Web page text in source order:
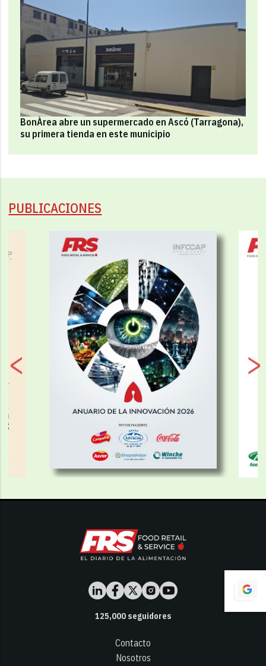
BonÀrea abre un supermercado en Ascó (Tarragona),
su primera tienda en este municipio
PUBLICACIONES
125,000seguidores
Contacto
Nosotros